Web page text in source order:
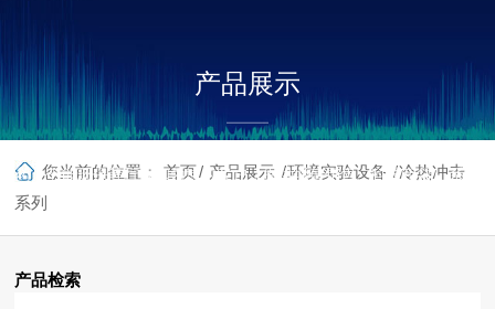
产品展示
医药、节能环保等行业和领域的客户，提供增值销售、科技租赁、系统集
您当前的位置： 首页/ 产品展示 /环境实验设备 /冷热冲击
系列
产品检索